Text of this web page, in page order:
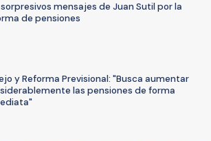
mensajes de Juan Sutil por la
de pensiones
y Reforma Previsional: "Busca aumentar
las pensiones de forma